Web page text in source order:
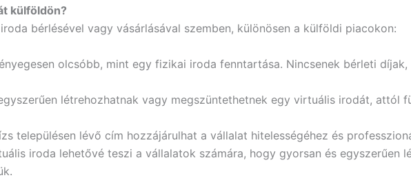
külföldön?
bérlésével vagy vásárlásával szemben, különösen a külföldi piacokon:
olcsóbb, mint egy fizikai iroda fenntartása. Nincsenek bérleti
létrehozhatnak vagy megszüntethetnek egy virtuális irodát, attól
településen lévő cím hozzájárulhat a vállalat hitelességéhez és
iroda lehetővé teszi a vállalatok számára, hogy gyorsan és egyszerűen